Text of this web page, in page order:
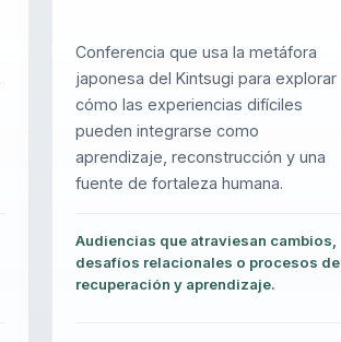
Conferencia que usa la metáfora
japonesa del Kintsugi para explorar
cómo las experiencias difíciles
pueden integrarse como
aprendizaje, reconstrucción y una
fuente de fortaleza humana.
Audiencias que atraviesan cambios,
desafíos relacionales o procesos de
recuperación y aprendizaje.